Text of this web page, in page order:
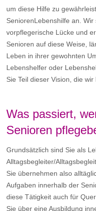
um diese Hilfe zu
SeniorenLebenshilfe an. Wir
vorpflegerische Lücke und
Senioren auf diese Weise,
Leben in ihrer gewohnten
Lebenshelfer oder
Sie Teil dieser Vision, die
Was passiert,
Senioren
Grundsätzlich sind Sie als
Alltagsbegleiter/
Sie übernehmen also
Aufgaben innerhalb der
diese Tätigkeit auch für
Sie über eine Ausbildung